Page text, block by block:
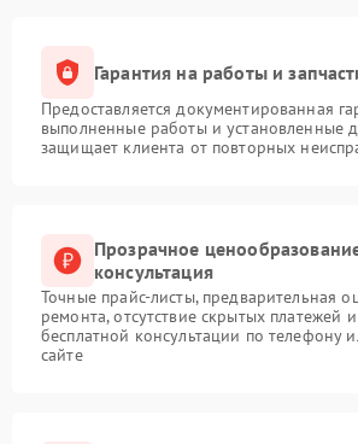
Гарантия на работы и
Предоставляется документированная
выполненные работы и установленные
защищает клиента от повторных
Прозрачное
консультация
Точные прайс-листы, предварительная
ремонта, отсутствие скрытых платежей
бесплатной консультации по телефону
сайте